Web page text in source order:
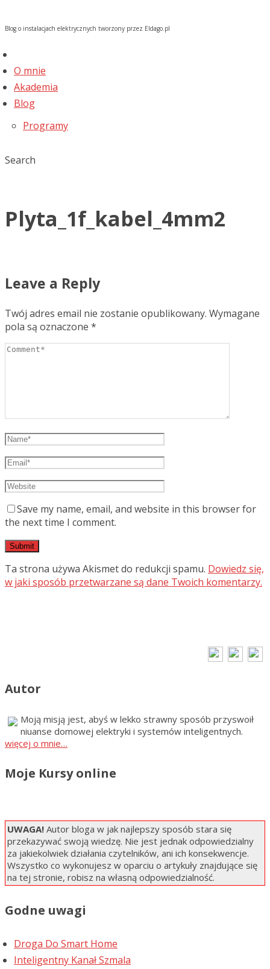
Blog o instalacjach elektrycznych tworzony przez Eldago.pl
O mnie
Akademia
Blog
Programy
Search
Plyta_1f_kabel_4mm2
Leave a Reply
Twój adres email nie zostanie opublikowany. Wymagane
pola są oznaczone *
Save my name, email, and website in this browser for
the next time I comment.
Ta strona używa Akismet do redukcji spamu. Dowiedz się,
w jaki sposób przetwarzane są dane Twoich komentarzy.
Autor
Moją misją jest, abyś w lekko strawny sposób przyswoił
niuanse domowej elektryki i systemów inteligentnych.
więcej o mnie…
Moje Kursy online
UWAGA! Autor bloga w jak najlepszy sposób stara się
przekazywać swoją wiedzę. Nie jest jednak odpowiedzialny
za jakiekolwiek działania czytelników, ani ich konsekwencje.
Wszystko co wykonujesz w oparciu o artykuły znajdujące się
na tej stronie, robisz na własną odpowiedzialność.
Godne uwagi
Droga Do Smart Home
Inteligentny Kanał Szmala